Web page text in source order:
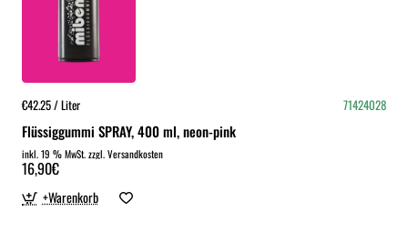
€42.25 / Liter 71424028
Flüssiggummi SPRAY, 400 ml, neon-pink
inkl. 19 % MwSt. zzgl. Versandkosten
16,90€
+Warenkorb